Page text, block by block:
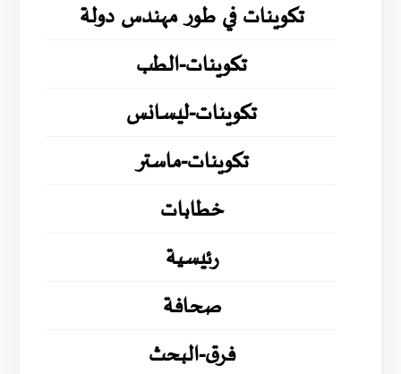
تكوينات في طور مهندس دولة
تكوينات-الطب
تكوينات-ليسانس
تكوينات-ماستر
خطابات
رئيسية
صحافة
فرق-البحث